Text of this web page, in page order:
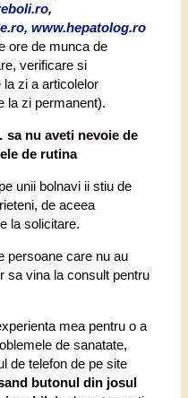
,
www.hepatolog.ro
ore de munca de
verificare si
zi a articolelor
la zi permanent).
sa nu aveti nevoie de
de rutina
unii bolnavi ii stiu de
de aceea
la solicitare.
persoane care nu au
sa vina la consult pentru
mea pentru o a
de sanatate,
de telefon de pe site
butonul din josul